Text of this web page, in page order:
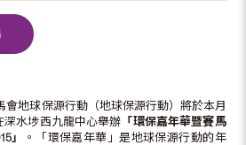
會地球保源行動（地球保源行動）將於本月
深水埗西九龍中心舉辦 「環保嘉年華暨賽馬
」
。「環保嘉年華」是地球保源行動的年